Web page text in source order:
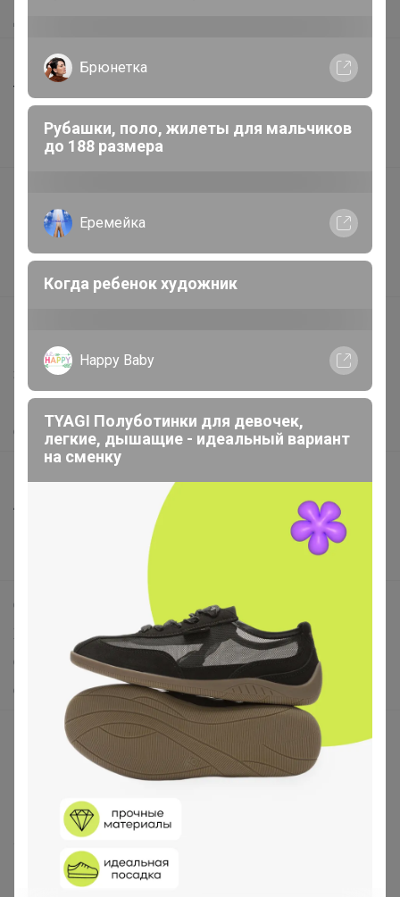
Доставка
Шоурумы
Торговые марки
Наша команда
В наличии
Реклама на сайте
Поставщикам
Вакансии
Написать в поддержку
Защита покупателя
Помощь
О нас
Анонсы
Самое выгодное
Хиты продаж
Самое желанное
Самое быстрое
Начать зарабатывать с 24-ok
Picabox.ru - Лучшее место для ваших изображений
Пульс нашего маркетплейса
Укорачиватель ссылок
Брюнетка
Рубашки, поло, жилеты для мальчиков
до 188 размера
Еремейка
Когда ребенок художник
Happy Baby
TYAGI Полуботинки для девочек,
легкие, дышащие - идеальный вариант
на сменку